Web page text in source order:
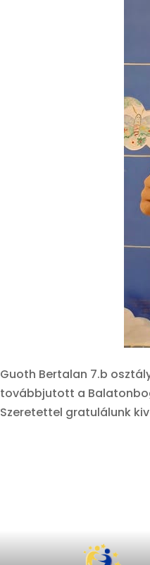
Guoth Bertalan 7.b
továbbjutott a
Szeretettel gratulálunk